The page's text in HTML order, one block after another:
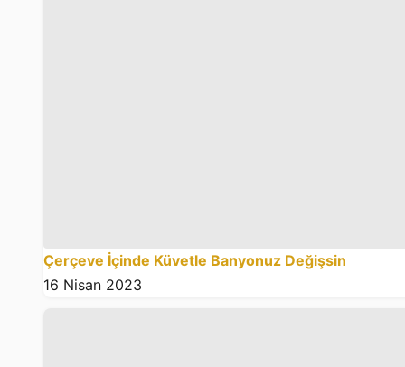
Çerçeve İçinde Küvetle Banyonuz Değişsin
16 Nisan 2023